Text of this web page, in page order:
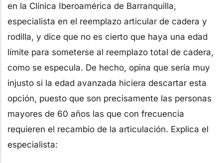
en la Clínica Iberoamérica de Barranquilla,
especialista en el reemplazo articular de cadera y
rodilla, y dice que no es cierto que haya una edad
límite para someterse al reemplazo total de cadera,
como se especula. De hecho, opina que sería muy
injusto si la edad avanzada hiciera descartar esta
opción, puesto que son precisamente las personas
mayores de 60 años las que con frecuencia
requieren el recambio de la articulación. Explica el
especialista: